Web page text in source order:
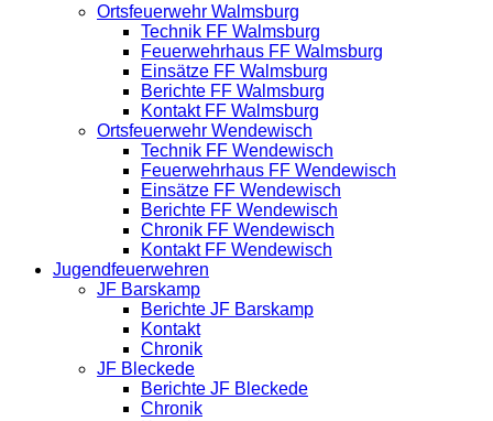
Ortsfeuerwehr Walmsburg
Technik FF Walmsburg
Feuerwehrhaus FF Walmsburg
Einsätze FF Walmsburg
Berichte FF Walmsburg
Kontakt FF Walmsburg
Ortsfeuerwehr Wendewisch
Technik FF Wendewisch
Feuerwehrhaus FF Wendewisch
Einsätze FF Wendewisch
Berichte FF Wendewisch
Chronik FF Wendewisch
Kontakt FF Wendewisch
Jugendfeuerwehren
JF Barskamp
Berichte JF Barskamp
Kontakt
Chronik
JF Bleckede
Berichte JF Bleckede
Chronik